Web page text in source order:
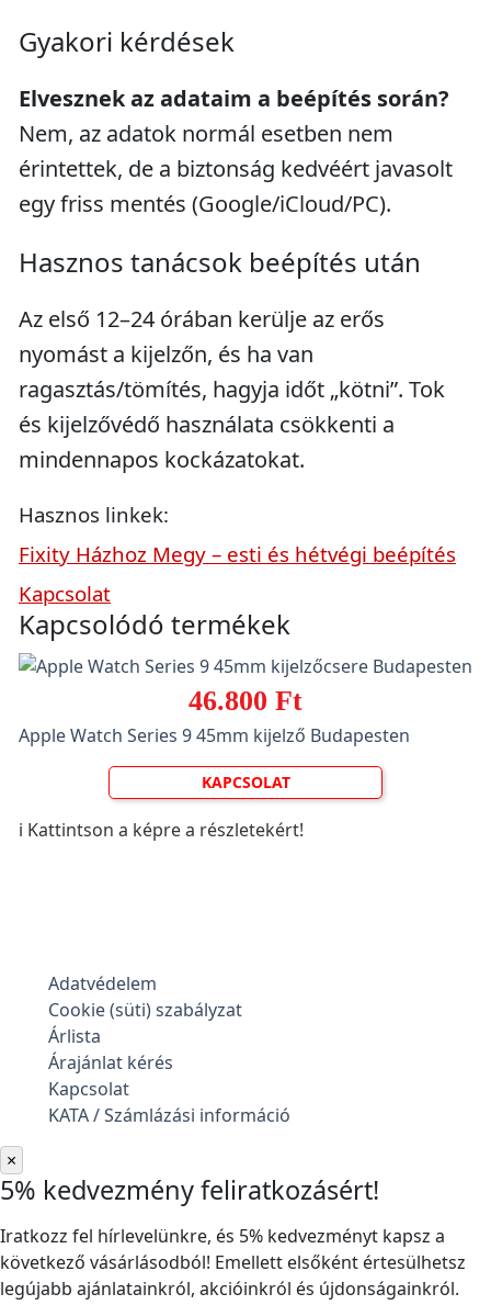
Gyakori kérdések
Elvesznek az adataim a beépítés során?
Nem, az adatok normál esetben nem
érintettek, de a biztonság kedvéért javasolt
egy friss mentés (Google/iCloud/PC).
Hasznos tanácsok beépítés után
Az első 12–24 órában kerülje az erős
nyomást a kijelzőn, és ha van
ragasztás/tömítés, hagyja időt „kötni”. Tok
és kijelzővédő használata csökkenti a
mindennapos kockázatokat.
Hasznos linkek:
Fixity Házhoz Megy – esti és hétvégi beépítés
Kapcsolat
Kapcsolódó termékek
46.800 Ft
Apple Watch Series 9 45mm kijelző Budapesten
KAPCSOLAT
ℹ️ Kattintson a képre a részletekért!
Adatvédelem
Cookie (süti) szabályzat
Árlista
Árajánlat kérés
Kapcsolat
KATA / Számlázási információ
×
5% kedvezmény feliratkozásért!
Iratkozz fel hírlevelünkre, és 5% kedvezményt kapsz a
következő vásárlásodból! Emellett elsőként értesülhetsz
legújabb ajánlatainkról, akcióinkról és újdonságainkról.